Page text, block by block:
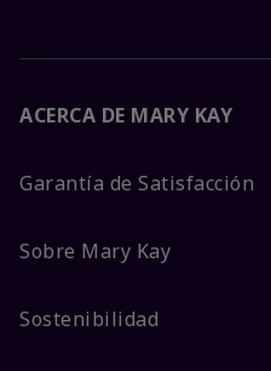
ACERCA DE MARY KAY
Garantía de Satisfacción
Sobre Mary Kay
Sostenibilidad